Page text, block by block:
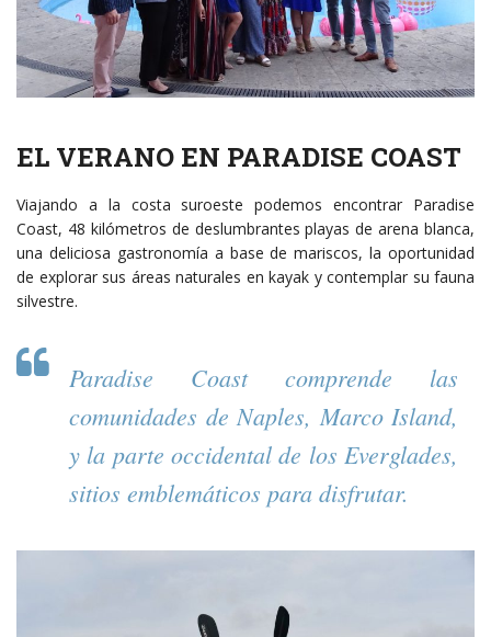
EL VERANO EN PARADISE COAST
Viajando a la costa suroeste podemos encontrar Paradise
Coast, 48 kilómetros de deslumbrantes playas de arena blanca,
una deliciosa gastronomía a base de mariscos, la oportunidad
de explorar sus áreas naturales en kayak y contemplar su fauna
silvestre.
Paradise Coast comprende las
comunidades de Naples, Marco Island,
y la parte occidental de los Everglades,
sitios emblemáticos para disfrutar.